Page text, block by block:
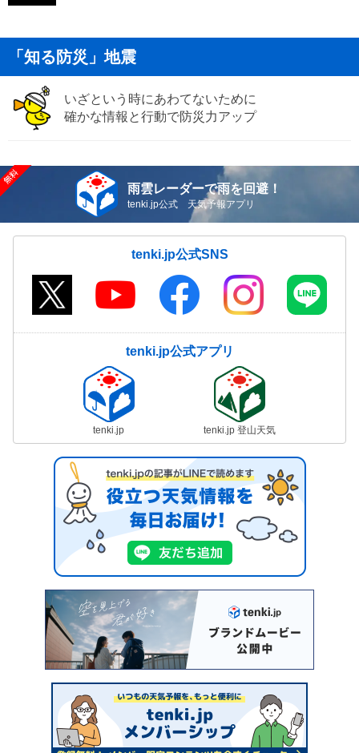
「知る防災」地震
いざという時にあわてないために
確かな情報と行動で防災力アップ
雨雲レーダーで雨を回避！
tenki.jp公式 天気予報アプリ
tenki.jp公式SNS
tenki.jp公式アプリ
tenki.jp tenki.jp 登山天気